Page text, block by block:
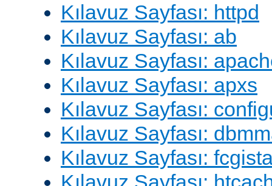
Kılavuz Sayfası: httpd
Kılavuz Sayfası: ab
Kılavuz Sayfası:
Kılavuz Sayfası: apxs
Kılavuz Sayfası:
Kılavuz Sayfası:
Kılavuz Sayfası: